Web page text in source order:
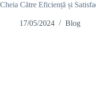
Cheia Către Eficiență și
17/05/2024 Blog